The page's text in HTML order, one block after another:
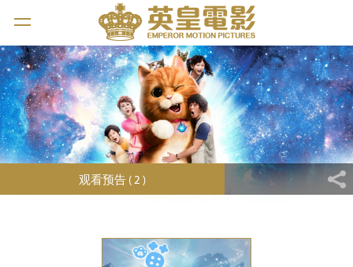
观看预告 ( 2 )